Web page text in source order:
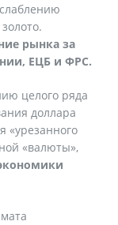
рынка за
ЕЦБ и ФРС.
целого ряда
доллара
«урезанного
«валюты»,